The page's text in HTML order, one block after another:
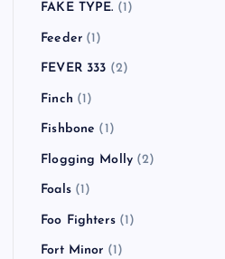
FAKE TYPE. (1)
Feeder(1)
FEVER 333 (2)
Finch (1)
Fishbone (1)
Flogging Molly (2)
Foals(1)
Foo Fighters(1)
Fort Minor (1)